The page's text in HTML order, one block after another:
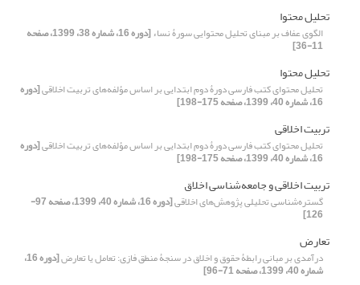
تحلیل محتوا
الگوی عفاف بر مبنای تحلیل محتوایی سورۀ نساء [دوره 16، شماره 38، 1399، صفحه
11-36]
تحلیل محتوا
تحلیل محتوای کتب فارسی دورۀ دوم ابتدایی بر اساس مؤلفه‌های تربیت اخلاقی[دوره
16، شماره 40، 1399، صفحه 175-198]
تربیت اخلاقی
تحلیل محتوای کتب فارسی دورۀ دوم ابتدایی بر اساس مؤلفه‌های تربیت اخلاقی[دوره
16، شماره 40، 1399، صفحه 175-198]
تربیت اخلاقی و جامعه‌شناسی اخلاق
گستره‌شناسی تحلیلی پژوهش‌های اخلاقی [دوره 16، شماره 40، 1399، صفحه 97-
126]
تعارض
درآمدی بر مبانی رابطۀ حقوق و اخلاق در سنجۀ منطق ‌فازی: تعامل یا تعارض [دوره 16،
شماره 40، 1399، صفحه 71-96]